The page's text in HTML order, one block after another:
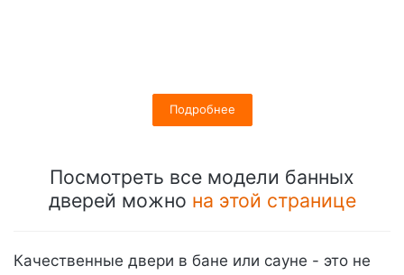
Подробнее
Посмотреть все модели банных
дверей можно на этой странице
Качественные двери в бане или сауне - это не